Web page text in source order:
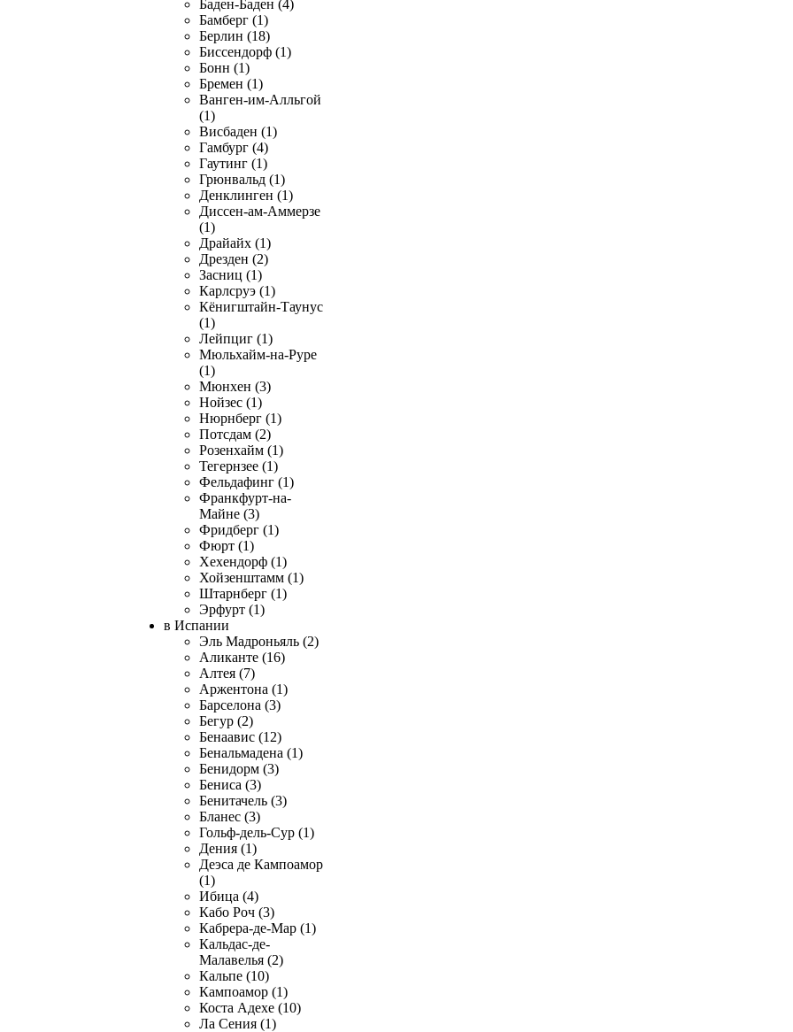
Баден-Баден (4)
Бамберг (1)
Берлин (18)
Биссендорф (1)
Бонн (1)
Бремен (1)
Ванген-им-Алльгой
(1)
Висбаден (1)
Гамбург (4)
Гаутинг (1)
Грюнвальд (1)
Денклинген (1)
Диссен-ам-Аммерзе
(1)
Драйайх (1)
Дрезден (2)
Засниц (1)
Карлсруэ (1)
Кёнигштайн-Таунус
(1)
Лейпциг (1)
Мюльхайм-на-Руре
(1)
Мюнхен (3)
Нойзес (1)
Нюрнберг (1)
Потсдам (2)
Розенхайм (1)
Тегернзее (1)
Фельдафинг (1)
Франкфурт-на-
Майне (3)
Фридберг (1)
Фюрт (1)
Хехендорф (1)
Хойзенштамм (1)
Штарнберг (1)
Эрфурт (1)
в Испании
Эль Мадроньяль (2)
Аликанте (16)
Алтея (7)
Аржентона (1)
Барселона (3)
Бегур (2)
Бенаавис (12)
Бенальмадена (1)
Бенидорм (3)
Бениса (3)
Бенитачель (3)
Бланес (3)
Гольф-дель-Сур (1)
Дения (1)
Деэса де Кампоамор
(1)
Ибица (4)
Кабо Роч (3)
Кабрера-де-Мар (1)
Кальдас-де-
Малавелья (2)
Кальпе (10)
Кампоамор (1)
Коста Адехе (10)
Ла Сения (1)